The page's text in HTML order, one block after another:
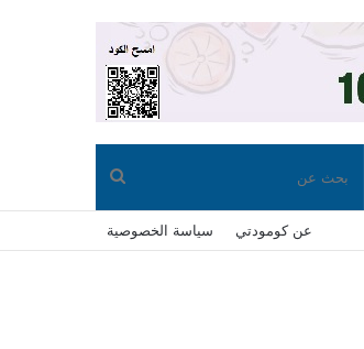
بحث
عن
عن كومودتي سياسة الخصوصية